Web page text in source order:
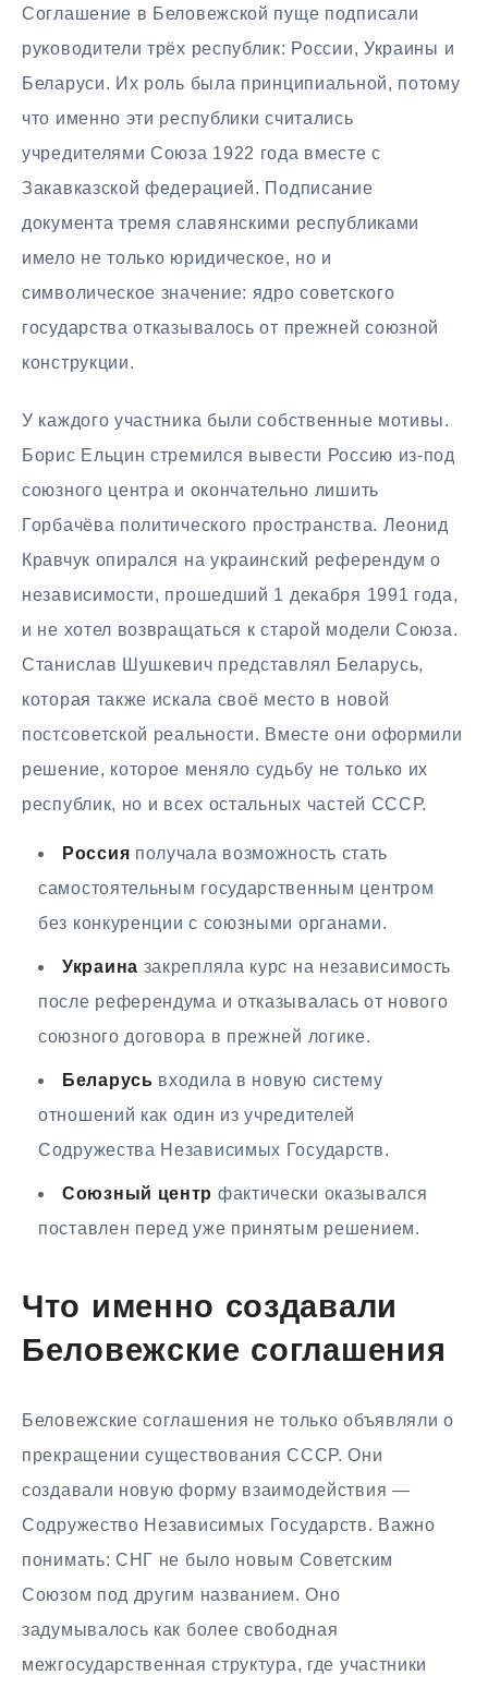
Соглашение в Беловежской пуще подписали
руководители трёх республик: России, Украины и
Беларуси. Их роль была принципиальной, потому
что именно эти республики считались
учредителями Союза 1922 года вместе с
Закавказской федерацией. Подписание
документа тремя славянскими республиками
имело не только юридическое, но и
символическое значение: ядро советского
государства отказывалось от прежней союзной
конструкции.
У каждого участника были собственные мотивы.
Борис Ельцин стремился вывести Россию из-под
союзного центра и окончательно лишить
Горбачёва политического пространства. Леонид
Кравчук опирался на украинский референдум о
независимости, прошедший 1 декабря 1991 года,
и не хотел возвращаться к старой модели Союза.
Станислав Шушкевич представлял Беларусь,
которая также искала своё место в новой
постсоветской реальности. Вместе они оформили
решение, которое меняло судьбу не только их
республик, но и всех остальных частей СССР.
Россия получала возможность стать
самостоятельным государственным центром
без конкуренции с союзными органами.
Украина закрепляла курс на независимость
после референдума и отказывалась от нового
союзного договора в прежней логике.
Беларусь входила в новую систему
отношений как один из учредителей
Содружества Независимых Государств.
Союзный центр фактически оказывался
поставлен перед уже принятым решением.
Что именно создавали
Беловежские соглашения
Беловежские соглашения не только объявляли о
прекращении существования СССР. Они
создавали новую форму взаимодействия —
Содружество Независимых Государств. Важно
понимать: СНГ не было новым Советским
Союзом под другим названием. Оно
задумывалось как более свободная
межгосударственная структура, где участники